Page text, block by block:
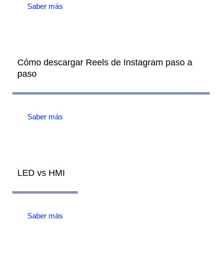
Saber más
Cómo descargar Reels de Instagram paso a
paso
Saber más
LED vs HMI
Saber más